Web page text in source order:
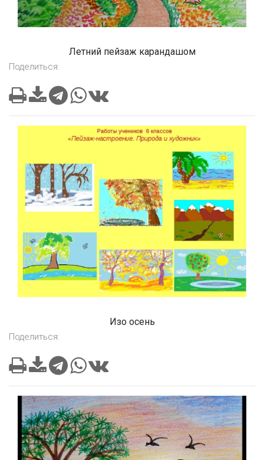
Летний пейзаж карандашом
Поделиться:
Изо осень
Поделиться: